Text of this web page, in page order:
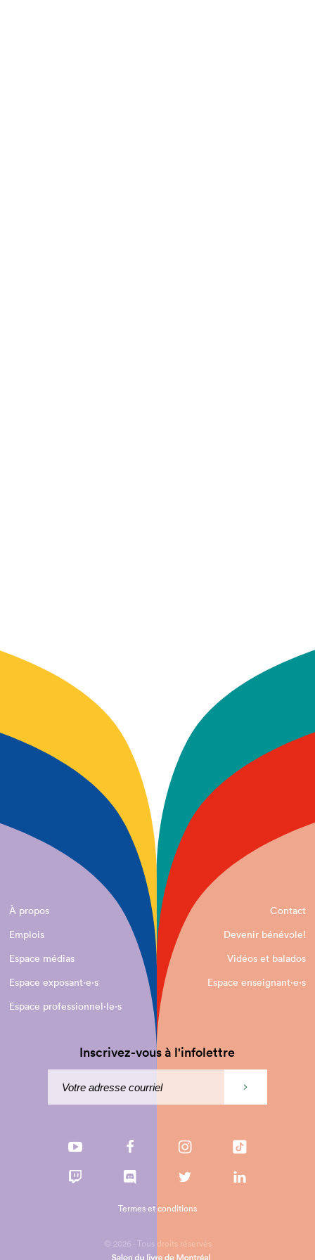
À propos
Contact
Emplois
Devenir bénévole!
Espace médias
Vidéos et balados
Espace exposant·e⋅s
Espace enseignant·e⋅s
Espace professionnel·le⋅s
Inscrivez-vous à l'infolettre
© 2026 - Tous droits réservés
Termes et conditions